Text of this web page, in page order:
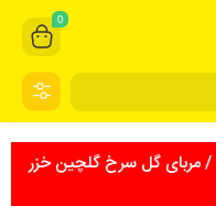
0
/ مربای گل سرخ گلچین خزر